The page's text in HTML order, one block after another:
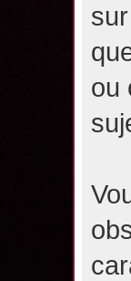
ou